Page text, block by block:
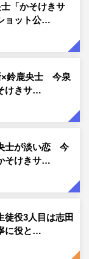
な衝突や、小さ
り方とか、恋愛
校生の時間など
ひかれたのは、
ことによって新
人公の陽との距
作品を映画にし
ご一緒していた
できるんじゃな
頼を寄せている
ただいたんです
含めて、全てが
「かそけきサ
ョット公…
×鈴鹿央士 今泉
けきサ…
士が淡い恋 今
そけきサ…
徒役3人目は志田
に役と…